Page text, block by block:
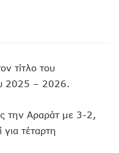
τίτλο του
2025 – 2026.
την Αραράτ με 3-2,
τέταρτη